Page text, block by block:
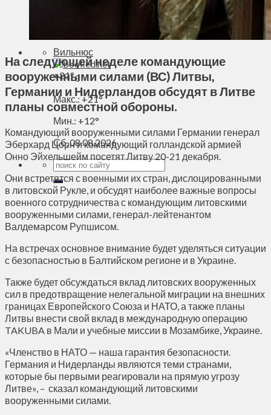
Вильнюс
+21°C
Макс.:+21°
Мин.: +12°
Сб, 08.08.2026
На следующей неделе командующие
вооруженными силами (ВС) Литвы,
Германии и Нидерландов обсудят в Литве
планы совместной обороны.
Командующий вооруженными силами Германии генерал
Эберхард Цорн и командующий голландской армией
Онно Эйхельшейм посетят Литву 20-21 декабря.
Они встретятся с военными их стран, дислоцированными
в литовской Рукле, и обсудят наиболее важные вопросы
военного сотрудничества с командующим литовскими
вооруженными силами, генерал-лейтенантом
Валдемарсом Рупшисом.
На встречах основное внимание будет уделяться ситуации
с безопасностью в Балтийском регионе и в Украине.
Также будет обсуждаться вклад литовских вооруженных
сил в предотвращение нелегальной миграции на внешних
границах Европейского Союза и НАТО, а также планы
Литвы внести свой вклад в международную операцию
TAKUBA в Мали и учебные миссии в Мозамбике, Украине.
«Членство в НАТО — наша гарантия безопасности.
Германия и Нидерланды являются теми странами,
которые бы первыми реагировали на прямую угрозу
Литве», – сказал командующий литовскими
вооруженными силами.